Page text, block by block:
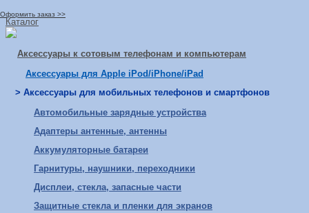
Оформить заказ >>
Каталог
Аксессуары к сотовым телефонам и компьютерам
Аксессуары для Apple iPod/iPhone/iPad
> Аксессуары для мобильных телефонов и смартфонов
Автомобильные зарядные устройства
Адаптеры антенные, антенны
Аккумуляторные батареи
Гарнитуры, наушники, переходники
Дисплеи, стекла, запасные части
Защитные стекла и пленки для экранов